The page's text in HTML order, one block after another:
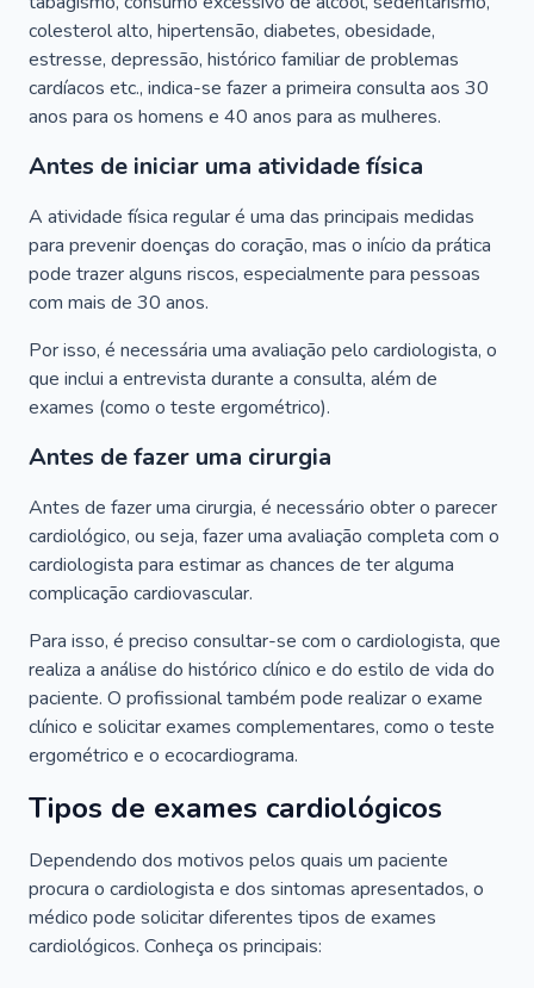
colesterol alto, hipertensão, diabetes, obesidade,
estresse, depressão, histórico familiar de problemas
cardíacos etc., indica-se fazer a primeira consulta aos 30
anos para os homens e 40 anos para as mulheres.
Antes de iniciar uma atividade física
A atividade física regular é uma das principais medidas
para prevenir doenças do coração, mas o início da prática
pode trazer alguns riscos, especialmente para pessoas
com mais de 30 anos.
Por isso, é necessária uma avaliação pelo cardiologista, o
que inclui a entrevista durante a consulta, além de
exames (como o teste ergométrico).
Antes de fazer uma cirurgia
Antes de fazer uma cirurgia, é necessário obter o parecer
cardiológico, ou seja, fazer uma avaliação completa com o
cardiologista para estimar as chances de ter alguma
complicação cardiovascular.
Para isso, é preciso consultar-se com o cardiologista, que
realiza a análise do histórico clínico e do estilo de vida do
paciente. O profissional também pode realizar o exame
clínico e solicitar exames complementares, como o teste
ergométrico e o ecocardiograma.
Tipos de exames cardiológicos
Dependendo dos motivos pelos quais um paciente
procura o cardiologista e dos sintomas apresentados, o
médico pode solicitar diferentes tipos de exames
cardiológicos. Conheça os principais: